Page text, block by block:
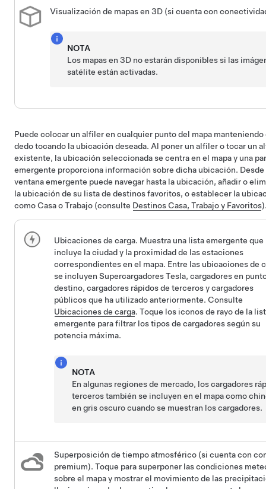
Visualización de mapas en 3D (si cuenta con
NOTA
Los mapas en 3D no estarán disponibles si las
satélite están activadas.
Puede colocar un alfiler en cualquier punto del mapa manteniendo
dedo tocando la ubicación deseada. Al poner un alfiler o tocar un
existente, la ubicación seleccionada se centra en el mapa y una
emergente proporciona información sobre dicha ubicación. Desde
ventana emergente puede navegar hasta la ubicación, añadir o
la ubicación de su lista de destinos favoritos, o establecer la
como Casa o Trabajo (consulte Destinos Casa, Trabajo y Favoritos
Ubicaciones de carga. Muestra una lista emergente que
incluye la ciudad y la proximidad de las estaciones
correspondientes en el mapa. Entre las ubicaciones de
se incluyen Supercargadores Tesla, cargadores en
destino, cargadores rápidos de terceros y cargadores
públicos que ha utilizado anteriormente. Consulte
Ubicaciones de carga. Toque los iconos de rayo de la
emergente para filtrar los tipos de cargadores según su
potencia máxima.
NOTA
En algunas regiones de mercado, los cargadores
terceros también se incluyen en el mapa como
en gris oscuro cuando se muestran los cargadores.
Superposición de tiempo atmosférico (si cuenta con
premium). Toque para superponer las condiciones
sobre el mapa y mostrar el movimiento de las